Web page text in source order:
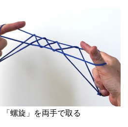
「螺旋」を両手で取る